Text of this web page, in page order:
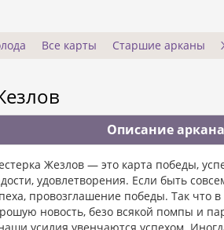
Все карты Старшие арканы
Описание
Жезлов — это карта победы,
удовлетворения. Если быть
провозглашение победы. Так что
новость, безо всякой помпы и